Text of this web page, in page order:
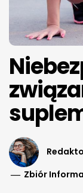
Zbiór